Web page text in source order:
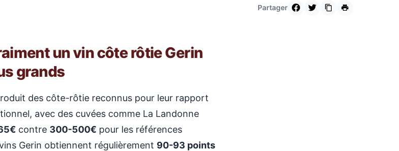
Partager
un vin côte rôtie Gerin
grands
des côte-rôtie reconnus pour leur rapport
avec des cuvées comme La Landonne
contre 300-500€ pour les références
Gerin obtiennent régulièrement 90-93 points